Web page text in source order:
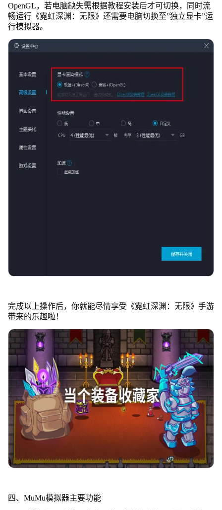
OpenGL，若电脑缺失需根据教程安装后才可切换，同时流
畅运行《霓虹深渊：无限》还需要电脑切换至”独立显卡”运
行模拟器。
完成以上操作后，你就能尽情享受《霓虹深渊：无限》手游
带来的乐趣啦！
四、MuMu模拟器主要功能